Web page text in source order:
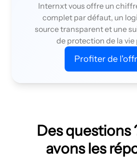
Internxt vous offre un
complet par défaut, un
source transparent et une
de protection de la vie
Profiter de
Des questions
avons les